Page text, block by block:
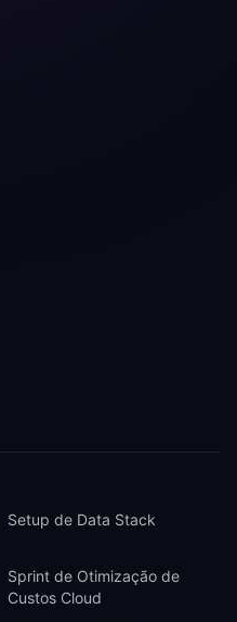
Setup de Data Stack
Sprint de Otimização de
Custos Cloud